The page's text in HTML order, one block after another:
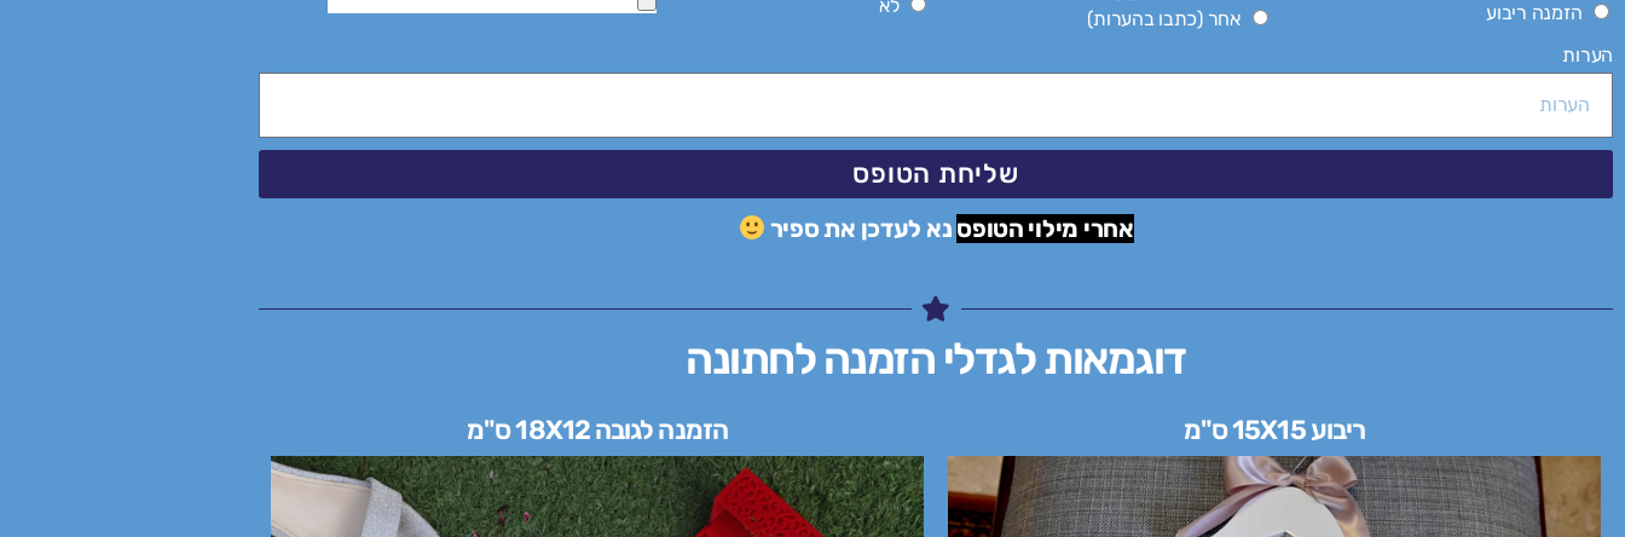
הזמנה ריבוע
אחר (כתבו בהערות)
לא
הערות
שליחת הטופס
אחרי מילוי הטופס נא לעדכן את ספיר
דוגמאות לגדלי הזמנה לחתונה
ריבוע 15X15 ס"מ הזמנה לגובה 18X12 ס"מ